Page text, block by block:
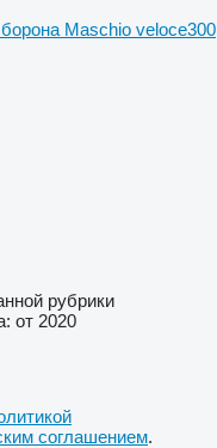
Maschio veloce300
рубрики
от 2020
соглашением.